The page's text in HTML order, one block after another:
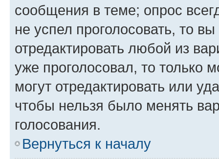
сообщения в теме; опрос
не успел проголосовать, то
отредактировать любой из
уже проголосовал, то только
могут отредактировать или
чтобы нельзя было менять
голосования.
Вернуться к началу